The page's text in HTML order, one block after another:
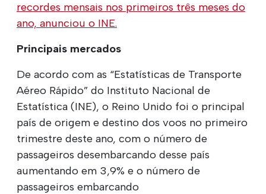
recordes mensais nos primeiros três meses do
ano, anunciou o INE.
Principais mercados
De acordo com as “Estatísticas de Transporte
Aéreo Rápido” do Instituto Nacional de
Estatística (INE), o Reino Unido foi o principal
país de origem e destino dos voos no primeiro
trimestre deste ano, com o número de
passageiros desembarcando desse país
aumentando em 3,9% e o número de
passageiros embarcando